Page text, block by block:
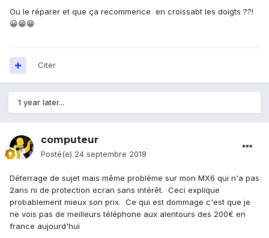
Ou le réparer et que ça recommence en croissabt les doigts ??!
😀😁😁
Citer
1 year later...
computeur
Posté(e) 24 septembre 2018
Déterrage de sujet mais même problème sur mon MX6 qui n'a pas
2ans ni de protection ecran sans intérêt. Ceci explique
probablement mieux son prix. Ce qui est dommage c'est que je
ne vois pas de meilleurs téléphone aux alentours des 200€ en
france aujourd'hui